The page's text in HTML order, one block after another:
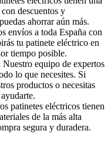
descuentos y
ahorrar aún más.
envíos a toda España con
tu patinete eléctrico en
tiempo posible.
equipo de expertos
lo que necesites. Si
productos o necesitas
patinetes eléctricos tienen
de la más alta
segura y duradera.